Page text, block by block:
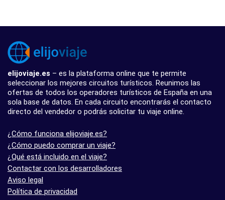
elijoviaje.es – es la plataforma online que te permite
seleccionar los mejores circuitos turísticos. Reunimos las
ofertas de todos los operadores turísticos de España en una
sola base de datos. En cada circuito encontrarás el contacto
directo del vendedor o podrás solicitar tu viaje online.
¿Cómo funciona elijoviaje.es?
¿Cómo puedo comprar un viaje?
¿Qué está incluido en el viaje?
Contactar con los desarrolladores
Aviso legal
Política de privacidad